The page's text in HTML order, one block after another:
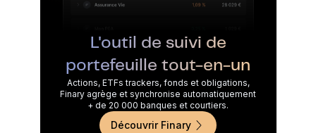
L'outil de suivi de
portefeuille tout-en-un
Actions, ETFs trackers, fonds et obligations,
Finary agrège et synchronise automatiquement
+ de 20 000 banques et courtiers.
Découvrir Finary